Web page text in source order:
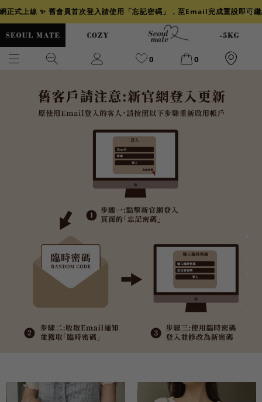
正式上線 ✨ 舊會員首次登入請使用「忘記密碼」，至Email完成重設即可
0 0
小香
牛仔裙